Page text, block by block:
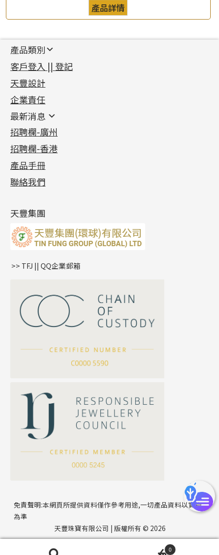
產品詳情
公司名稱
聯絡電話
產品類別
新產品
足金系列
足金配件
機織鏈系列
珠仔鏈
镶口链
管狀網鏈
十字車花鏈系列
十字閃O鏈系列
十字錘打鏈系列
側身車花鏈系列
側身鏈系列
雙十字鏈系列
水波鏈系列
蛇骨鏈系列
鏈尾系列
嘴唇鏈系列
S車花鏈系列
珍珠鏈系列
坦克鏈系列
滿天星鏈系列
方假繩鏈系列
首飾配件
耳環類配件
卷迫系列
螺絲迫系列
梅花迫系列
平臺迫系列
綫拍系列
美拍系列
耳環扣系列
耳綫/耳鈎系列
耳環爪頭
耳環
鏈類配件
動感車花吊墜
調節珠系列
生圈扣系列
龍蝦扣系列
鴨俐制系列
字母吊墜
相盒吊墜
項鏈吊墜
生肖吊墜
星座吊墜
珠扣
其他類配件
珠盤系列
袖口鈕系列
焊片及鐳射綫
空心車花管
珠類配件
無孔光身珠
空心光身珠
無孔批花珠
鑲口類
四爪頭系列
六爪頭系列
車花片
動感車花片
鑲口戒指
鑲口手鏈系列
首飾系列
手镯系列
戒指系列
空心耳環
空心车花管首饰链
空心手鐲系列
貴金屬原料
千足金
記憶金屬系列
記憶戒指
拉簧珠珠手鏈
記憶鈦手鐲
客戶登入 || 登記
天豐設計
企業責任
最新消息
最新消息
各項證書(2)
相片集(9)
展覽會資訊
最新產品資訊
招聘欄-廣州
招聘欄-香港
產品手冊
聯絡我們
天豐集團
>> TFJ || QQ企業郵箱
免責聲明:本網頁所提供資料僅作參考用途,一切產品資料以實物
為準
天豐珠寶有限公司 | 版權所有 © 2026
0